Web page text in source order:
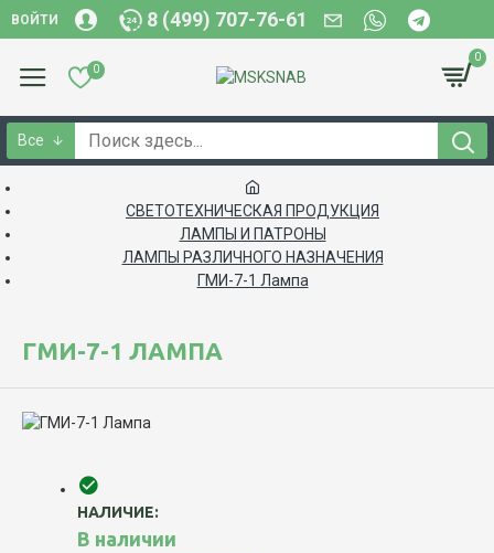
ВОЙТИ 8 (499) 707-76-61
0
0
Все
СВЕТОТЕХНИЧЕСКАЯ ПРОДУКЦИЯ
ЛАМПЫ И ПАТРОНЫ
ЛАМПЫ РАЗЛИЧНОГО НАЗНАЧЕНИЯ
ГМИ-7-1 Лампа
ГМИ-7-1 ЛАМПА
НАЛИЧИЕ:
В наличии